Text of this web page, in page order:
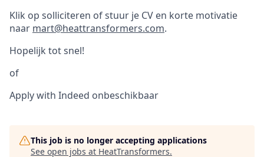
Klik op solliciteren of stuur je CV en korte motivatie
naar mart@heattransformers.com.
Hopelijk tot snel!
of
Apply with Indeed onbeschikbaar
This job is no longer accepting applications
See open jobs at HeatTransformers.